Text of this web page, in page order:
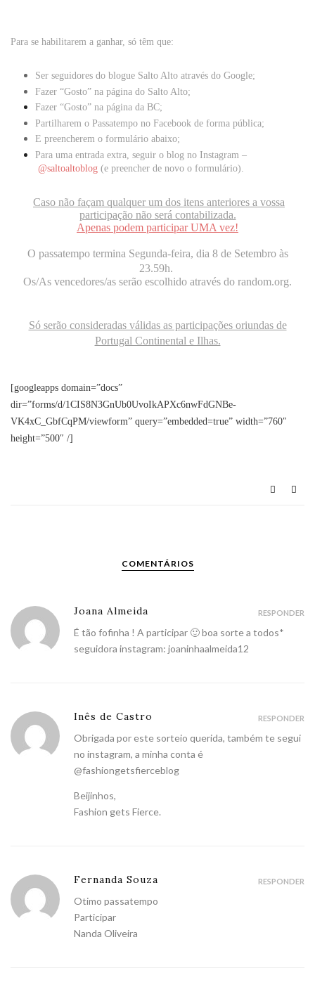
Para se habilitarem a ganhar, só têm que:
Ser seguidores do blogue Salto Alto através do Google;
Fazer “Gosto” na página do Salto Alto;
Fazer “Gosto” na página da BC;
Partilharem o Passatempo no Facebook de forma pública;
E preencherem o formulário abaixo;
Para uma entrada extra, seguir o blog no Instagram –
@saltoaltoblog (e preencher de novo o formulário).
Caso não façam qualquer um dos itens anteriores a vossa
participação não será contabilizada.
Apenas podem participar UMA vez!
O passatempo termina Segunda-feira, dia 8 de Setembro às
23.59h.
Os/As vencedores/as serão escolhido através do random.org.
Só serão consideradas válidas as participações oriundas de
Portugal Continental e Ilhas.
[googleapps domain=”docs”
dir=”forms/d/1CIS8N3GnUb0UvoIkAPXc6nwFdGNBe-
VK4xC_GbfCqPM/viewform” query=”embedded=true” width=”760″
height=”500″ /]
COMENTÁRIOS
Joana Almeida
É tão fofinha ! A participar 🙂 boa sorte a todos*
seguidora instagram: joaninhaalmeida12
RESPONDER
Inês de Castro
Obrigada por este sorteio querida, também te segui
no instagram, a minha conta é
@fashiongetsfierceblog
Beijinhos,
Fashion gets Fierce.
RESPONDER
Fernanda Souza
Otimo passatempo
Participar
Nanda Oliveira
RESPONDER